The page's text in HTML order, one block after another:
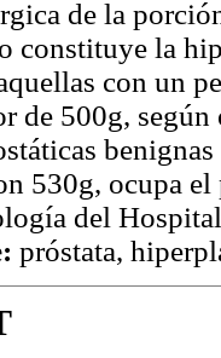
de la
constituye la
con un
de 500g,
530g, ocupa
del
próstata,